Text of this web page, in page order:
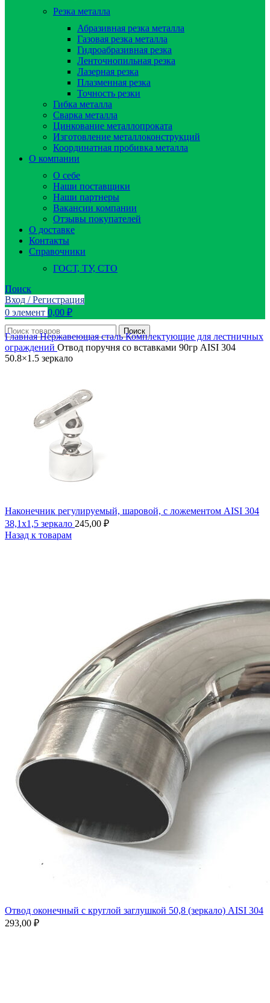
Резка металла
Абразивная резка металла
Газовая резка металла
Гидроaбразивная резка
Ленточнопильная резка
Лазерная резка
Плазменная резка
Точность резки
Гибка металла
Сварка металла
Цинкование металлопроката
Изготовление металлоконструкций
Координатная пробивка металла
О компании
О себе
Наши поставщики
Наши партнеры
Вакансии компании
Отзывы покупателей
О доставке
Контакты
Справочники
ГОСТ, ТУ, СТО
Поиск
Вход / Регистрация
0 элемент 0,00 ₽
Поиск
ГлавнаяНержавеющая стальКомплектующие для лестничных
ограждений Отвод поручня со вставками 90гр AISI 304
50.8×1.5 зеркало
Наконечник регулируемый, шаровой, с ложементом AISI 304
38,1х1,5 зеркало 245,00 ₽
Назад к товарам
Отвод оконечный с круглой заглушкой 50,8 (зеркало) AISI 304
293,00 ₽